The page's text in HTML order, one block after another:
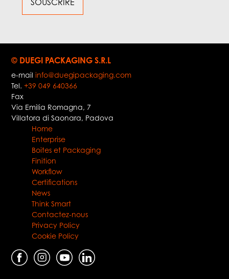
© DUEGI PACKAGING S.R.L
e-mailinfo@duegipackaging.com
Tel.+39 049 640366
Fax
Via Emilia Romagna, 7
Villatora di Saonara, Padova
Home
Enterprise
Boites et Packaging
Finition
Workflow
Certifications
News
Think Smart
Contactez-nous
Privacy Policy
Cookie Policy